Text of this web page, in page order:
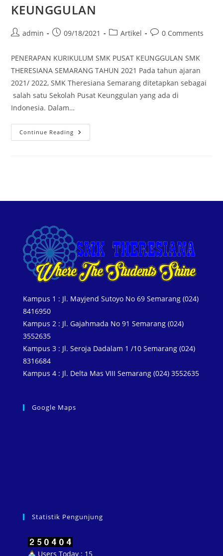
KEUNGGULAN
admin 09/18/2021 Artikel 0 Comments
PENERAPAN KURIKULUM SMK PUSAT KEUNGGULAN SMK
THERESIANA SEMARANG TAHUN 2021 Pada tahun ajaran
2021/ 2022, SMK Theresiana Semarang ditetapkan sebagai
salah satu Sekolah Pusat Keunggulan yang ada di
Indonesia. Dalam…
Continue Reading
Kampus 1 : Jl. Mayjend Sutoyo No 69 Semarang (024)
8416950
Kampus 2 : Jl. Gajahmada No 91 Semarang (024)
3552635
Kampus 3 : Jl. Seroja Dadalam 1 /10 Semarang (024)
8316684
Kampus 4 : Jl. Delta Mas VIII Semarang (024) 3552635
Google Maps
Statistik Pengunjung
Users Today : 15